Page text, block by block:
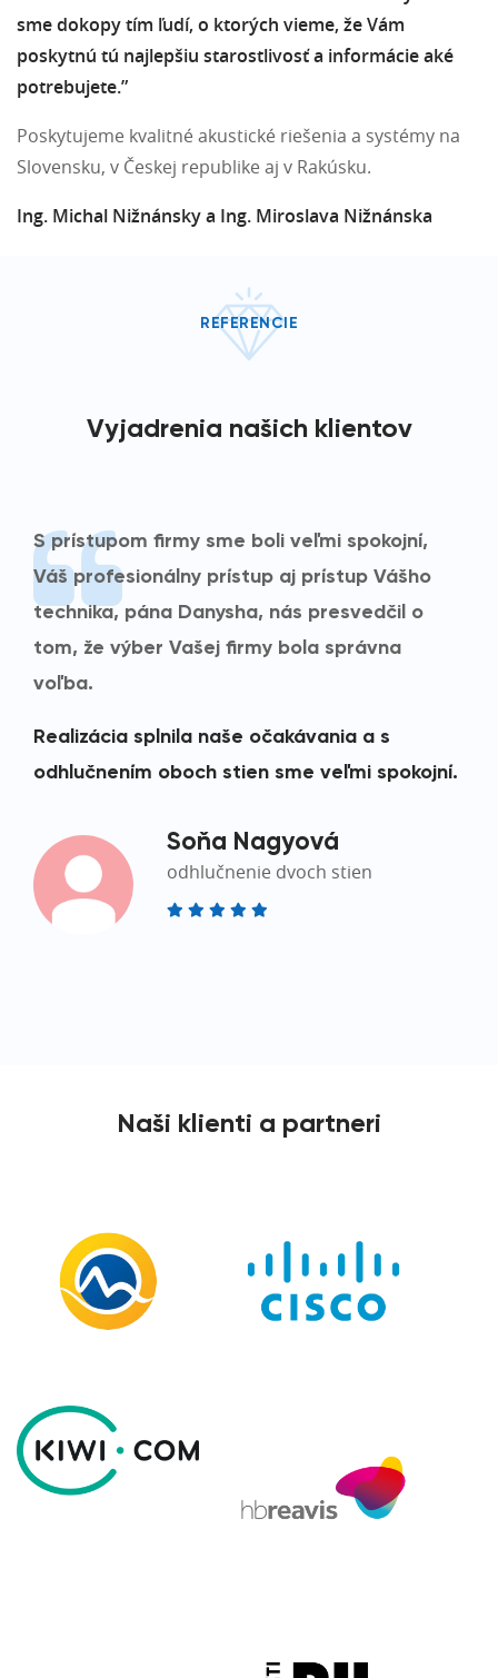
sme dokopy tím ľudí, o ktorých vieme, že Vám
poskytnú tú najlepšiu starostlivosť a informácie aké
potrebujete.”
Poskytujeme kvalitné akustické riešenia a systémy na
Slovensku, v Českej republike aj v Rakúsku.
Ing. Michal Nižnánsky a Ing. Miroslava Nižnánska
REFERENCIE
Vyjadrenia našich klientov
S prístupom firmy sme boli veľmi spokojní,
Váš profesionálny prístup aj prístup Vášho
technika, pána Danysha, nás presvedčil o
tom, že výber Vašej firmy bola správna
voľba.
Realizácia splnila naše očakávania a s
odhlučnením oboch stien sme veľmi spokojní.
Soňa Nagyová
odhlučnenie dvoch stien
Naši klienti a partneri